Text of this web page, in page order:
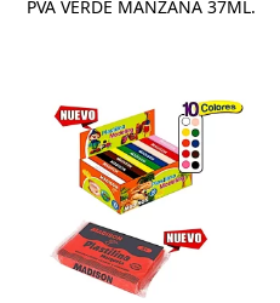
PVA VERDE MANZANA 37ML.